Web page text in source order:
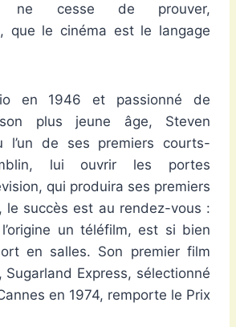
ne cesse de prouver,
que le cinéma est le langage
en 1946 et passionné de
plus jeune âge, Steven
l’un de ses premiers courts-
lui ouvrir les portes
qui produira ses premiers
le succès est au rendez-vous :
un téléfilm, est si bien
en salles. Son premier film
Sugarland Express, sélectionné
en 1974, remporte le Prix